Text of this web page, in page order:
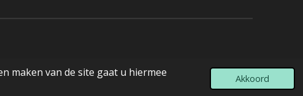
maken van de site gaat u hiermee
Akkoord